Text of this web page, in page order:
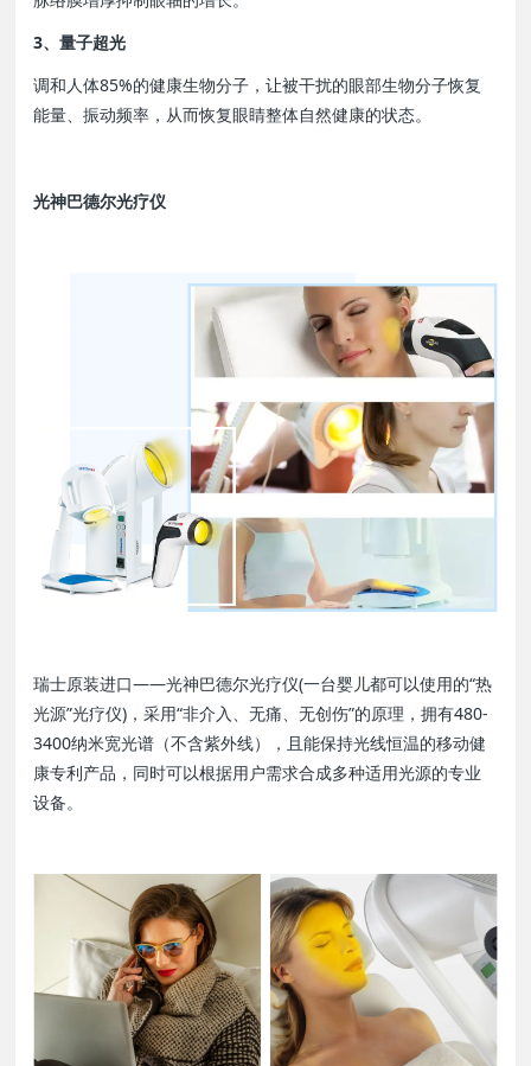
3、量子超光
调和人体85%的健康生物分子，让被干扰的眼部生物分子恢复
能量、振动频率，从而恢复眼睛整体自然健康的状态。
光神巴德尔光疗仪
瑞士原装进口——光神巴德尔光疗仪(一台婴儿都可以使用的“热
光源”光疗仪)，采用“非介入、无痛、无创伤”的原理，拥有480-
3400纳米宽光谱（不含紫外线），且能保持光线恒温的移动健
康专利产品，同时可以根据用户需求合成多种适用光源的专业
设备。